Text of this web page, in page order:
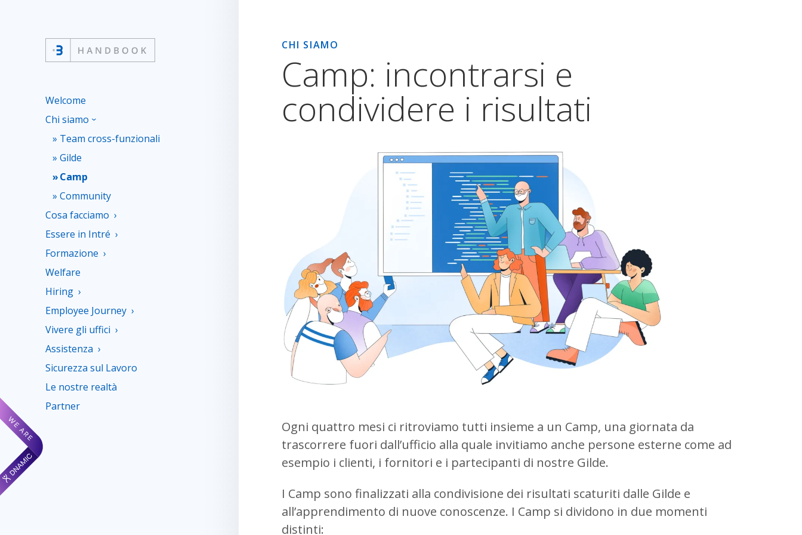
Welcome
Chi siamo
Team cross-funzionali
Gilde
Camp
Community
Cosa facciamo
Essere in Intré
Formazione
Welfare
Hiring
Employee Journey
Vivere gli uffici
Assistenza
Sicurezza sul Lavoro
Le nostre realtà
Partner
CHI SIAMO
Camp: incontrarsi e
condividere i risultati
Ogni quattro mesi ci ritroviamo tutti insieme a un Camp, una giornata da
trascorrere fuori dall’ufficio alla quale invitiamo anche persone esterne come ad
esempio i clienti, i fornitori e i partecipanti di nostre Gilde.
I Camp sono finalizzati alla condivisione dei risultati scaturiti dalle Gilde e
all’apprendimento di nuove conoscenze. I Camp si dividono in due momenti
distinti: